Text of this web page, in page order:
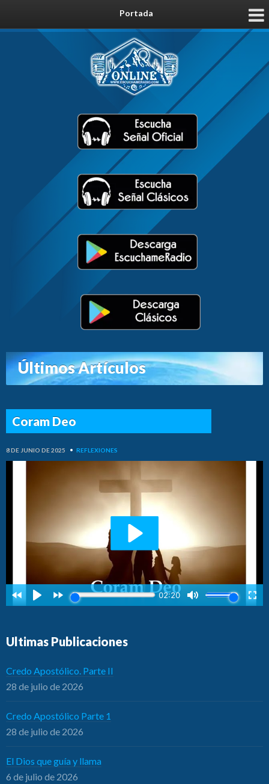
Portada
Últimos Artículos
Coram Deo
8 DE JUNIO DE 2025 • REFLEXIONES
Ultimas Publicaciones
Credo Apostólico. Parte II
28 de julio de 2026
Credo Apostólico Parte 1
28 de julio de 2026
El Dios que guía y llama
6 de julio de 2026